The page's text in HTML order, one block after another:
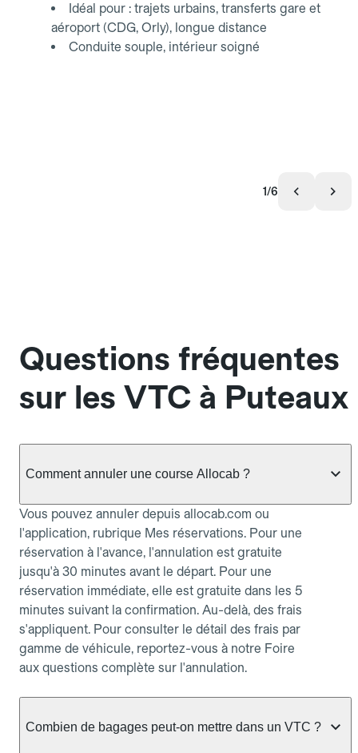
Idéal pour : trajets urbains, transferts gare et
aéroport (CDG, Orly), longue distance
Conduite souple, intérieur soigné
1/6
Questions fréquentes
sur les VTC à Puteaux
Comment annuler une course Allocab ?
Vous pouvez annuler depuis allocab.com ou
l'application, rubrique Mes réservations. Pour une
réservation à l'avance, l'annulation est gratuite
jusqu'à 30 minutes avant le départ. Pour une
réservation immédiate, elle est gratuite dans les 5
minutes suivant la confirmation. Au-delà, des frais
s'appliquent. Pour consulter le détail des frais par
gamme de véhicule, reportez-vous à notre Foire
aux questions complète sur l'annulation.
Combien de bagages peut-on mettre dans un VTC ?